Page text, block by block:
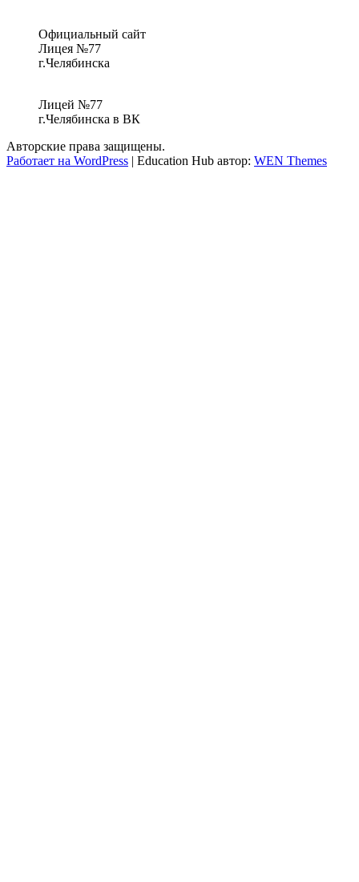
Официальный сайт
Лицея №77
г.Челябинска
Лицей №77
г.Челябинска в ВК
Авторские права защищены.
Работает на WordPress | Education Hub автор: WEN Themes